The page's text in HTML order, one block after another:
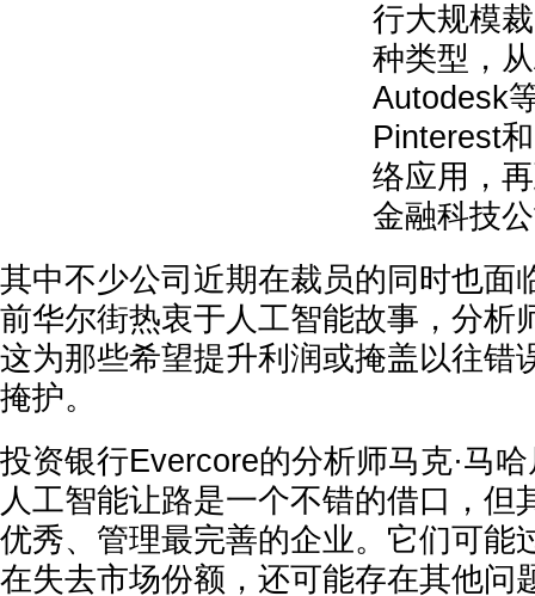
行大规模
种类型，
Autodesk
Pinterest
络应用，
金融科技
其中不少公司近期在裁员的同时也面
前华尔街热衷于人工智能故事，分析
这为那些希望提升利润或掩盖以往错
掩护。
投资银行Evercore的分析师马克·马
人工智能让路是一个不错的借口，但
优秀、管理最完善的企业。它们可能
在失去市场份额，还可能存在其他问